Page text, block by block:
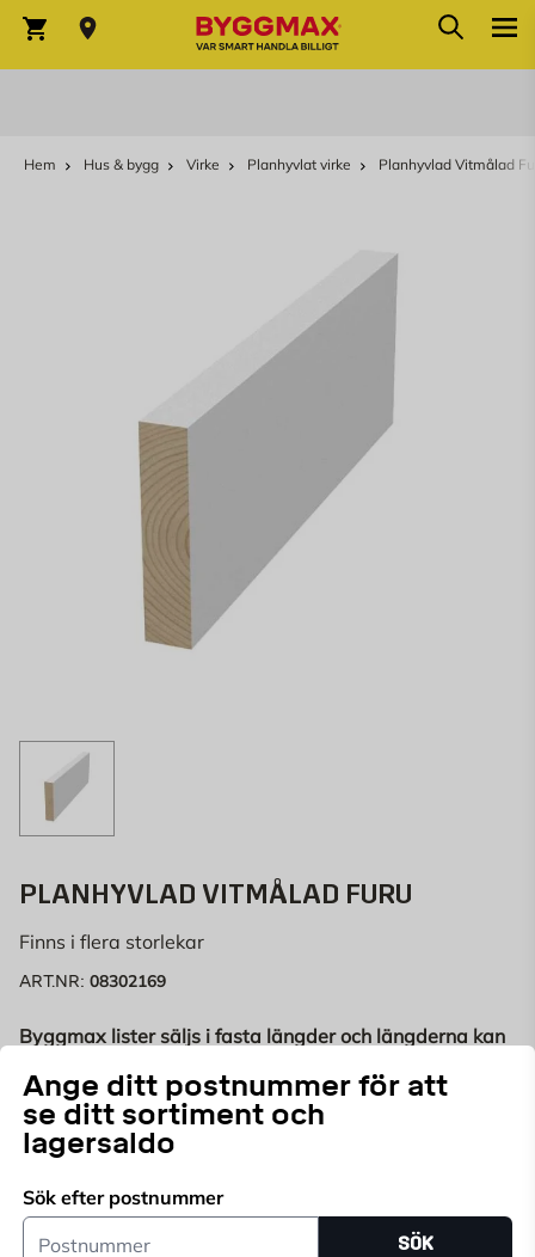
Ange ditt postnummer för att
se ditt sortiment och
lagersaldo
Sök efter postnummer
Postnummer
SÖK
Varukorg Sök
Hem Hus & bygg Virke Planhyvlat virke Planhyvlad Vitmålad
PLANHYVLAD VITMÅLAD FURU
Finns i flera storlekar
ART.NR: 08302169
Byggmax lister säljs i fasta längder och längderna kan
Den vanligaste längden för denna list är 4,4m.
Besök din Byggmax-butik för att se vilka längder som
finns i lager.
Läs mer
Välj butik för att se lagerstatus